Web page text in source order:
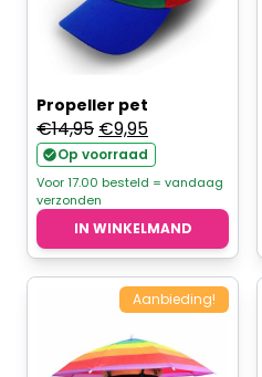
Propeller pet
€14,95 Oorspronkelijke
prijs
was:
€14,95.
€9,95Huidige
prijs
is:
€9,95.
Op voorraad
Voor 17.00 besteld = vandaag
verzonden
IN WINKELMAND
Aanbieding!